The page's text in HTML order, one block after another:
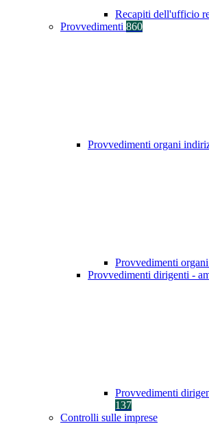
Recapiti dell'ufficio
Provvedimenti 860
Provvedimenti organi
Provvedimenti
Provvedimenti dirigenti -
Provvedimenti
137
Controlli sulle imprese